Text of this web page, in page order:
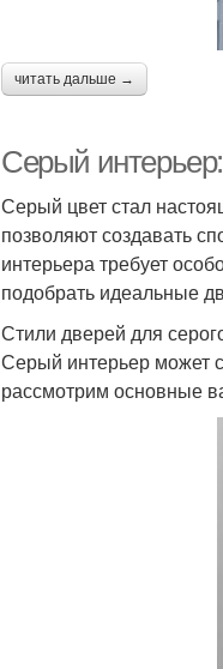
читать дальше →
Серый
Серый цвет стал
позволяют создавать
интерьера требует
подобрать идеальные
Стили дверей для
Серый интерьер может
рассмотрим основные